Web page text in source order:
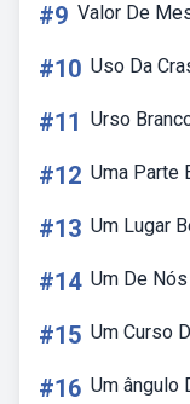
#9 Valor De
#10 Uso Da
#11 Urso
#12 Uma Parte
#13 Um Lugar
#14 Um De
#15 Um Curso
#16 Um ângulo